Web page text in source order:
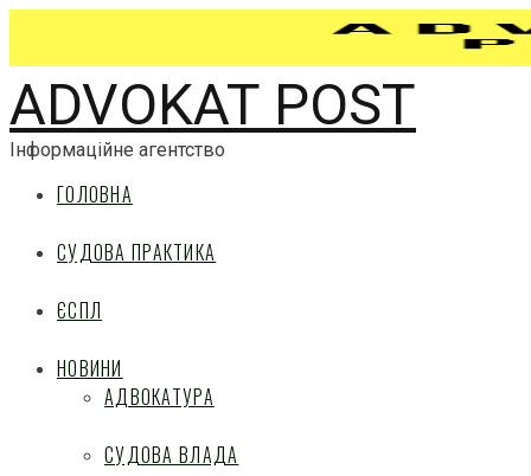
ADVOKAT POST
Інформаційне агентство
ГОЛОВНА
СУДОВА ПРАКТИКА
ЄСПЛ
НОВИНИ
АДВОКАТУРА
СУДОВА ВЛАДА